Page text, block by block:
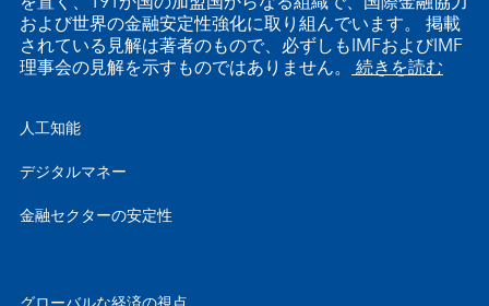
および世界の金融安定性強化に取り組んでいます。 掲載
されている見解は著者のもので、必ずしもIMFおよびIMF
理事会の見解を示すものではありません。 続きを読む
人工知能
デジタルマネー
金融セクターの安定性